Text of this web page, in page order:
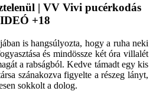
| VV Vivi pucérkodás
+18
is hangsúlyozta, hogy a ruha neki
és mindössze két óra villalét
a rabságból. Kedve támadt egy kis
szánakozva figyelte a részeg lányt,
sokkolt a dolog.